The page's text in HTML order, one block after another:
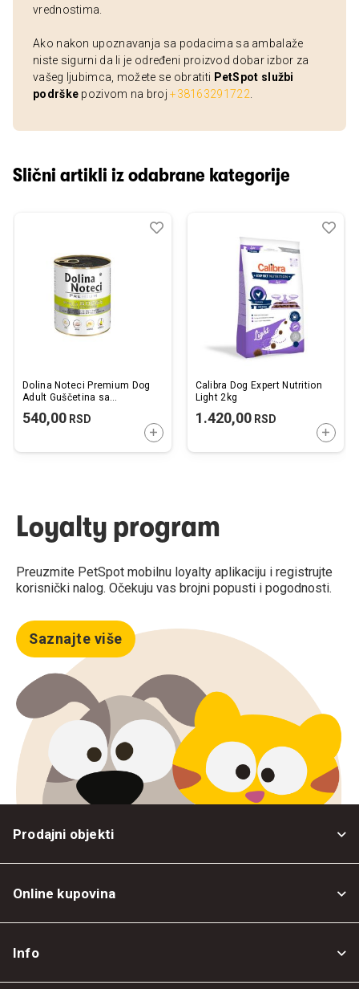
vrednostima.
Ako nakon upoznavanja sa podacima sa ambalaže
niste sigurni da li je određeni proizvod dobar izbor za
vašeg ljubimca, možete se obratiti PetSpot službi
podrške pozivom na broj+38163291722
Slični artikli iz odabrane kategorije
Dolina Noteci Premium Dog
Adult Guščetina sa
540,00 RSD
DODAJTE U KORPU
Dodaj
Uporedi
Calibra Dog Expert Nutrition
Light 2kg
1.420,00RSD
Loyalty program
Preuzmite PetSpot mobilnu loyalty aplikaciju i registrujte
korisnički nalog. Očekuju vas brojni popusti i pogodnosti.
Saznajte više
Prodajni objekti
Online kupovina
Info